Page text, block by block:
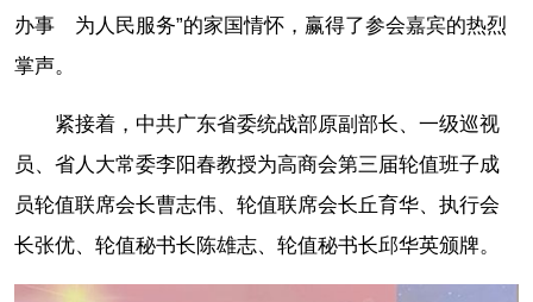
办事 为人民服务”的家国情怀，赢得了参会嘉宾的热烈
掌声。
紧接着，中共广东省委统战部原副部长、一级巡视
员、省人大常委李阳春教授为高商会第三届轮值班子成
员轮值联席会长曹志伟、轮值联席会长丘育华、执行会
长张优、轮值秘书长陈雄志、轮值秘书长邱华英颁牌。